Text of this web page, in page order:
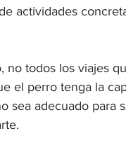
actividades
no todos los viajes
el perro tenga la
sea adecuado para